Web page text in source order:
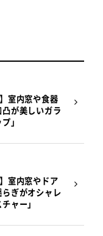
室内窓や食器
が美しいガラ
」
室内窓やドア
ぎがオシャレ
ャー」